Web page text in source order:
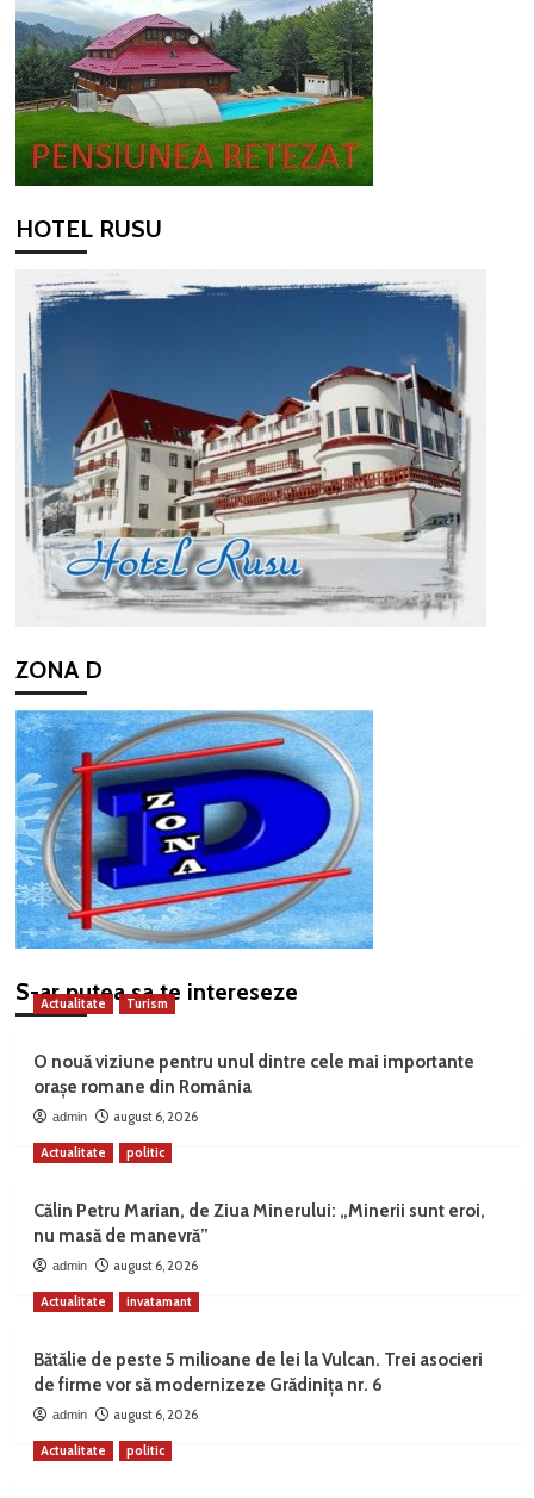
HOTEL RUSU
ZONA D
S-ar putea sa te intereseze
Actualitate Turism
O nouă viziune pentru unul dintre cele mai importante
orașe romane din România
admin august 6, 2026
Actualitate politic
Călin Petru Marian, de Ziua Minerului: „Minerii sunt eroi,
nu masă de manevră”
admin august 6, 2026
Actualitate invatamant
Bătălie de peste 5 milioane de lei la Vulcan. Trei asocieri
de firme vor să modernizeze Grădinița nr. 6
admin august 6, 2026
Actualitate politic